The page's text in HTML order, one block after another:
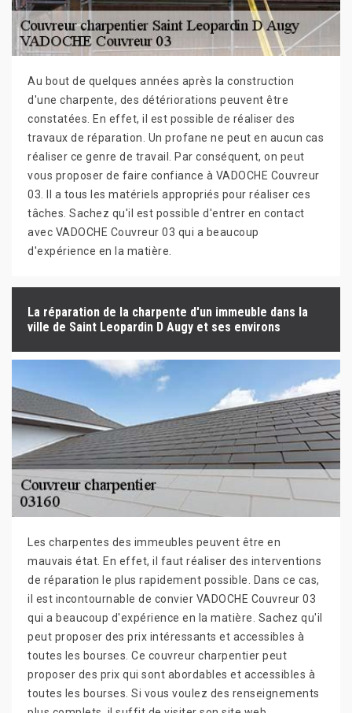
Au bout de quelques années après la construction
d'une charpente, des détériorations peuvent être
constatées. En effet, il est possible de réaliser des
travaux de réparation. Un profane ne peut en aucun cas
réaliser ce genre de travail. Par conséquent, on peut
vous proposer de faire confiance à VADOCHE Couvreur
03. Il a tous les matériels appropriés pour réaliser ces
tâches. Sachez qu'il est possible d'entrer en contact
avec VADOCHE Couvreur 03 qui a beaucoup
d'expérience en la matière.
La réparation de la charpente d'un immeuble dans la
ville de Saint Leopardin D Augy et ses environs
Les charpentes des immeubles peuvent être en
mauvais état. En effet, il faut réaliser des interventions
de réparation le plus rapidement possible. Dans ce cas,
il est incontournable de convier VADOCHE Couvreur 03
qui a beaucoup d'expérience en la matière. Sachez qu'il
peut proposer des prix intéressants et accessibles à
toutes les bourses. Ce couvreur charpentier peut
proposer des prix qui sont abordables et accessibles à
toutes les bourses. Si vous voulez des renseignements